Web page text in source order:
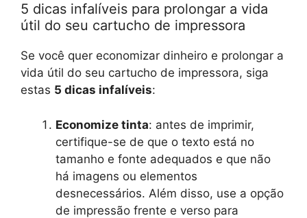
5 dicas infalíveis para prolongar a vida
útil do seu cartucho de impressora
Se você quer economizar dinheiro e prolongar a
vida útil do seu cartucho de impressora, siga
estas 5 dicas infalíveis:
Economize tinta: antes de imprimir,
certifique-se de que o texto está no
tamanho e fonte adequados e que não
há imagens ou elementos
desnecessários. Além disso, use a opção
de impressão frente e verso para